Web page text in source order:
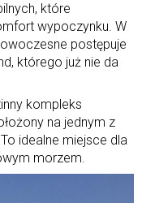
które
wypoczynku. W
postępuje
którego już nie da
kompleks
na jednym z
idealne miejsce dla
morzem.